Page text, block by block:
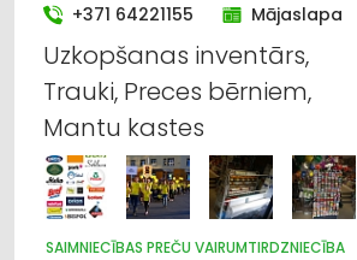
+371 64221155 Mājaslapa
Uzkopšanas inventārs,
Trauki, Preces bērniem,
Mantu kastes
SAIMNIECĪBAS PREČU VAIRUMTIRDZNIECĪBA